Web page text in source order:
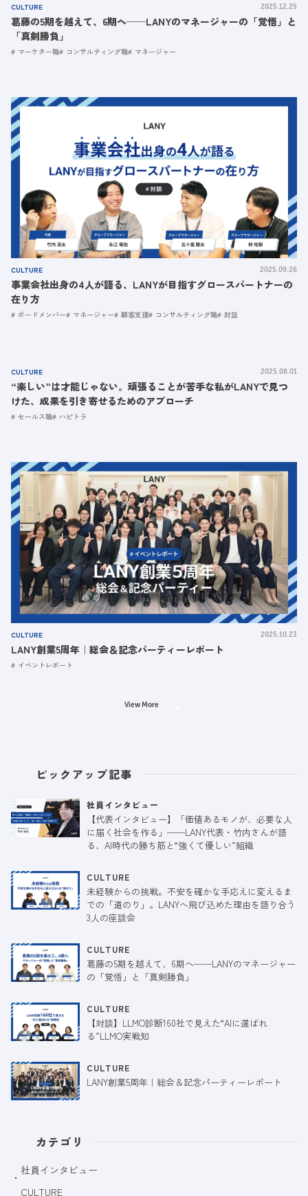
CULTURE 2025.12.25
葛藤の5期を越えて、6期へ──LANYのマネージャーの「覚悟」と
「真剣勝負」
マーケター職 コンサルティング職 マネージャー
CULTURE 2025.09.26
事業会社出身の4人が語る、LANYが目指すグロースパートナーの
在り方
ボードメンバー マネージャー 顧客支援 コンサルティング職 対談
CULTURE 2025.08.01
“楽しい”は才能じゃない。頑張ることが苦手な私がLANYで見つ
けた、成果を引き寄せるためのアプローチ
セールス職 ハピトラ
CULTURE 2025.10.23
LANY創業5周年｜総会＆記念パーティーレポート
イベントレポート
View More
ピックアップ記事
社員インタビュー
【代表インタビュー】「価値あるモノが、必要な人
に届く社会を作る」──LANY代表・竹内さんが語
る、AI時代の勝ち筋と“強くて優しい”組織
CULTURE
未経験からの挑戦。不安を確かな手応えに変えるま
での「道のり」。LANYへ飛び込めた理由を語り合う
3人の座談会
CULTURE
葛藤の5期を越えて、6期へ──LANYのマネージャー
の「覚悟」と「真剣勝負」
CULTURE
【対談】LLMO診断160社で見えた“AIに選ばれ
る”LLMO実戦知
CULTURE
LANY創業5周年｜総会＆記念パーティーレポート
カテゴリ
社員インタビュー
CULTURE